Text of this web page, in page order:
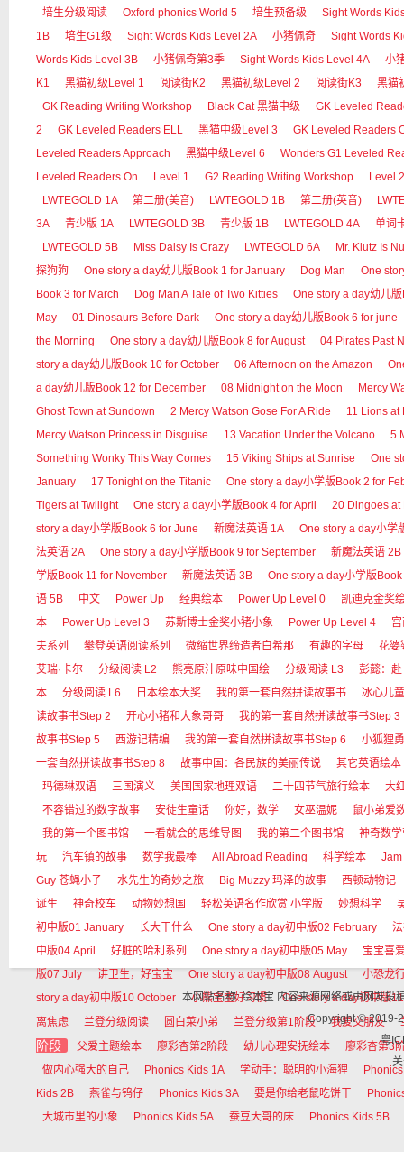
培生分级阅读
Oxford phonics World 5 培生预备级
Sight Words
1B
培生G1级 Sight Words Kids Level 2A 小猪佩奇
Sight Words
Words Kids Level 3B
小猪佩奇第3季 Sight Words Kids Level 4A
小
K1
黑猫初级Level 1 阅读街K2 黑猫初级Level 2 阅读街K3
黑猫
GK Reading Writing Workshop
Black Cat 黑猫中级
GK Leveled
2
GK Leveled Readers ELL 黑猫中级Level 3
GK Leveled Readers
Leveled Readers Approach
黑猫中级Level 6
Wonders G1 Leveled
Leveled Readers On
Level 1 G2 Reading Writing Workshop
Level 2
LWTEGOLD 1A
第二册(美音) LWTEGOLD 1B 第二册(英音)
3A
青少版 1A LWTEGOLD 3B 青少版 1B LWTEGOLD 4A
单词
LWTEGOLD 5B
Miss Daisy Is Crazy LWTEGOLD 6A
Mr. Klutz Is
探狗狗
One story a day幼儿版Book 1 for January Dog Man
One
Book 3 for March
Dog Man A Tale of Two Kitties
One story a day幼儿
May
01 Dinosaurs Before Dark
One story a day幼儿版Book 6 for june
the Morning
One story a day幼儿版Book 8 for August
04 Pirates Past
story a day幼儿版Book 10 for October
06 Afternoon on the Amazon
a day幼儿版Book 12 for December
08 Midnight on the Moon
Mercy
Ghost Town at Sundown
2 Mercy Watson Gose For A Ride
11 Lions at
Mercy Watson Princess in Disguise
13 Vacation Under the Volcano
5
Something Wonky This Way Comes
15 Viking Ships at Sunrise
One
January
17 Tonight on the Titanic
One story a day小学版Book 2 for
Tigers at Twilight
One story a day小学版Book 4 for April
20 Dingoes at
story a day小学版Book 6 for June
新魔法英语 1A
One story a day小学
法英语 2A
One story a day小学版Book 9 for September
新魔法英语 2B
学版Book 11 for November
新魔法英语 3B
One story a day小学版
语 5B
中文 Power Up 经典绘本 Power Up Level 0
凯迪克金奖
本
Power Up Level 3 苏斯博士金奖小猪小象 Power Up Level 4
夫系列
攀登英语阅读系列 微缩世界缔造者白希那 有趣的字母
花婆
艾瑞·卡尔
分级阅读 L2 熊亮原汁原味中国绘 分级阅读 L3
彭懿：
本
分级阅读 L6 日本绘本大奖 我的第一套自然拼读故事书
冰心儿
读故事书Step 2
开心小猪和大象哥哥
我的第一套自然拼读故事书Step 3
故事书Step 5
西游记精编 我的第一套自然拼读故事书Step 6
小狐狸
一套自然拼读故事书Step 8
故事中国：各民族的美丽传说
其它英语绘本
玛德琳双语
三国演义 美国国家地理双语 二十四节气旅行绘本
大
不容错过的数字故事
安徒生童话 你好，数学 女巫温妮
鼠小弟爱
我的第一个图书馆
一看就会的思维导图 我的第二个图书馆
神奇数
玩
汽车镇的故事 数学我最棒 All Abroad Reading 科学绘本
Guy 苍蝇小子
水先生的奇妙之旅 Big Muzzy 玛泽的故事
西顿动物记
诞生
神奇校车 动物妙想国 轻松英语名作欣赏 小学版 妙想科学
初中版01 January
长大干什么 One story a day初中版02 February
中版04 April
好脏的哈利系列 One story a day初中版05 May
宝宝喜
版07 July
讲卫生，好宝宝 One story a day初中版08 August
小恐龙
story a day初中版10 October
小熊宝宝好习惯
One story a day初中版
离焦虑
兰登分级阅读 圆白菜小弟 兰登分级第1阶段 我爱交朋友
阶段 父爱主题绘本 廖彩杏第2阶段 幼儿心理安抚绘本
廖彩杏第3
做内心强大的自己
Phonics Kids 1A 学动手：聪明的小海狸
Kids 2B
燕雀与钨仔 Phonics Kids 3A 要是你给老鼠吃饼干
大城市里的小象
Phonics Kids 5A 蚕豆大哥的床 Phonics Kids 5B
本网站名称: 绘本宝 内容来源网络或由网友投
Copyright © 2019-
粤